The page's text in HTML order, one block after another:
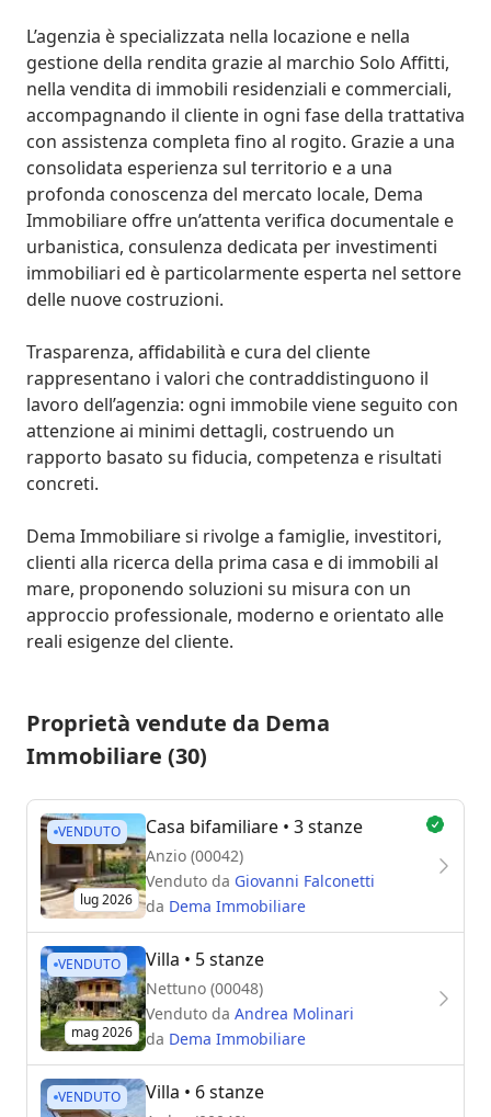
L’agenzia è specializzata nella locazione e nella
gestione della rendita grazie al marchio Solo Affitti,
nella vendita di immobili residenziali e commerciali,
accompagnando il cliente in ogni fase della trattativa
con assistenza completa fino al rogito. Grazie a una
consolidata esperienza sul territorio e a una
profonda conoscenza del mercato locale, Dema
Immobiliare offre un’attenta verifica documentale e
urbanistica, consulenza dedicata per investimenti
immobiliari ed è particolarmente esperta nel settore
delle nuove costruzioni.
Trasparenza, affidabilità e cura del cliente
rappresentano i valori che contraddistinguono il
lavoro dell’agenzia: ogni immobile viene seguito con
attenzione ai minimi dettagli, costruendo un
rapporto basato su fiducia, competenza e risultati
concreti.
Dema Immobiliare si rivolge a famiglie, investitori,
clienti alla ricerca della prima casa e di immobili al
mare, proponendo soluzioni su misura con un
approccio professionale, moderno e orientato alle
reali esigenze del cliente.
Proprietà vendute da Dema
Immobiliare (30)
VENDUTO
lug 2026
Casa bifamiliare • 3 stanze
Anzio (00042)
Venduto da Giovanni Falconetti
da Dema Immobiliare
VENDUTO
mag 2026
Villa • 5 stanze
Nettuno (00048)
Venduto da Andrea Molinari
da Dema Immobiliare
VENDUTO Villa • 6 stanze